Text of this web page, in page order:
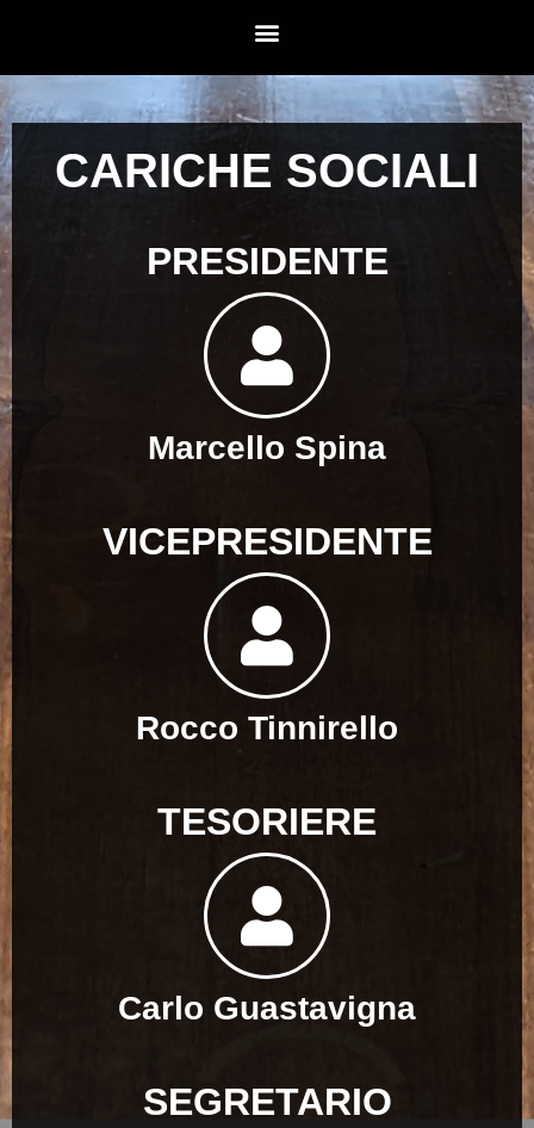
CARICHE SOCIALI
PRESIDENTE
Marcello Spina
VICEPRESIDENTE
Rocco Tinnirello
TESORIERE
Carlo Guastavigna
SEGRETARIO